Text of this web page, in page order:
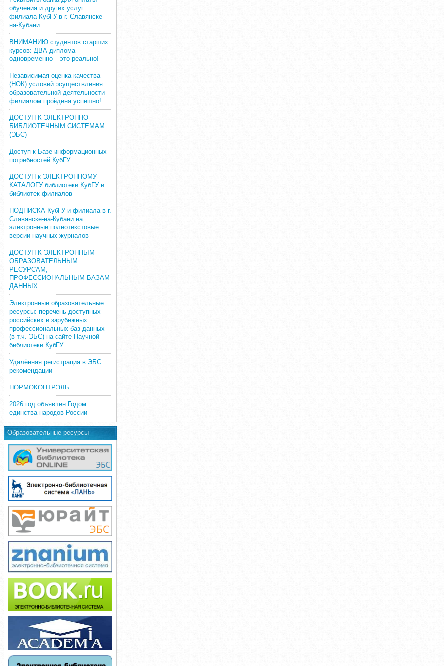
обучения и других услуг
филиала КубГУ в г. Славянске-
на-Кубани
ВНИМАНИЮ студентов старших
курсов: ДВА диплома
одновременно – это реально!
Независимая оценка качества
(НОК) условий осуществления
образовательной деятельности
филиалом пройдена успешно!
ДОСТУП К ЭЛЕКТРОННО-
БИБЛИОТЕЧНЫМ СИСТЕМАМ
(ЭБС)
Доступ к Базе информационных
потребностей КубГУ
ДОСТУП к ЭЛЕКТРОННОМУ
КАТАЛОГУ библиотеки КубГУ и
библиотек филиалов
ПОДПИСКА КубГУ и филиала в г.
Славянске-на-Кубани на
электронные полнотекстовые
версии научных журналов
ДОСТУП К ЭЛЕКТРОННЫМ
ОБРАЗОВАТЕЛЬНЫМ
РЕСУРСАМ,
ПРОФЕССИОНАЛЬНЫМ БАЗАМ
ДАННЫХ
Электронные образовательные
ресурсы: перечень доступных
российских и зарубежных
профессиональных баз данных
(в т.ч. ЭБС) на сайте Научной
библиотеки КубГУ
Удалённая регистрация в ЭБС:
рекомендации
НОРМОКОНТРОЛЬ
2026 год объявлен Годом
единства народов России
Образовательные ресурсы